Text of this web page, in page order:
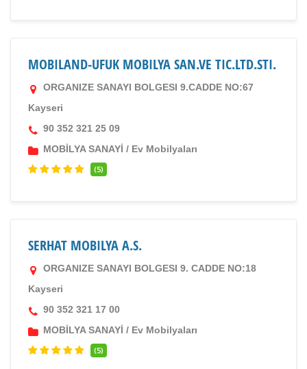
MOBILAND-UFUK MOBILYA SAN.VE TIC.LTD.STI.
ORGANIZE SANAYI BOLGESI 9.CADDE NO:67
Kayseri
90 352 321 25 09
MOBİLYA SANAYİ / Ev Mobilyaları
(5)
SERHAT MOBILYA A.S.
ORGANIZE SANAYI BOLGESI 9. CADDE NO:18
Kayseri
90 352 321 17 00
MOBİLYA SANAYİ / Ev Mobilyaları
(5)